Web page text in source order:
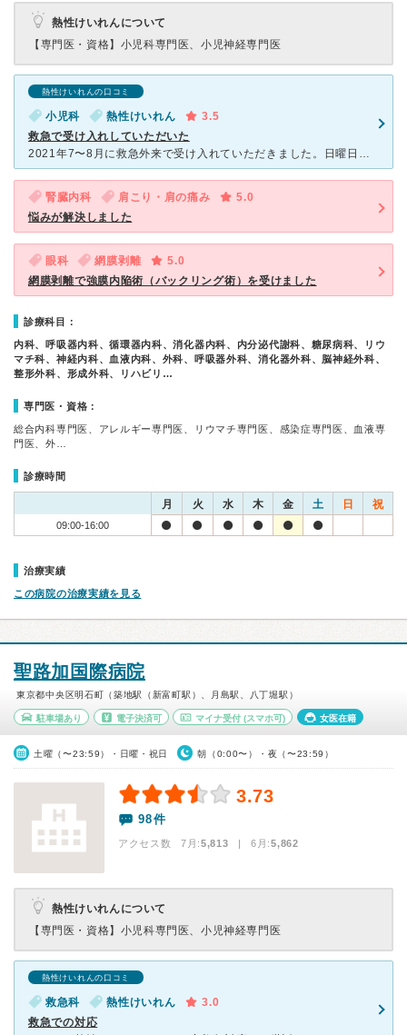
熱性けいれんについて
【専門医・資格】 小児科専門医、小児神経専門医
熱性けいれんの口コミ
小児科 熱性けいれん
3.5
救急で受け入れしていただいた
2021年7〜8月に救急外来で受け入れていただきました。日曜日の夜に子供が熱性けいれんを起こし、外来で見てもらえる病院を電話探していたところ、こちらが空いており、かつ救急車を呼んだ方が良いと助言いただ
腎臓内科 肩こり・肩の痛み
5.0
悩みが解決しました
眼科 網膜剥離
5.0
網膜剥離で強膜内陥術（バックリング術）を受けました
診療科目：
内科、呼吸器内科、循環器内科、消化器内科、内分泌代謝科、糖尿病科、リウ
マチ科、神経内科、血液内科、外科、呼吸器外科、消化器外科、脳神経外科、
整形外科、形成外科、リハビリ…
専門医・資格：
総合内科専門医、アレルギー専門医、リウマチ専門医、感染症専門医、血液専
門医、外…
診療時間
月 火 水 木 金 土 日 祝
09:00-16:00
治療実績
この病院の治療実績を見る
聖路加国際病院
東京都中央区明石町（築地駅（新富町駅）、月島駅、八丁堀駅）
駐車場あり 電子決済可 マイナ受付 (スマホ可) 女医在籍
土曜（〜23:59）・日曜・祝日 朝（0:00〜）・夜（〜23:59）
3.73
98件
アクセス数 7月:5,813 | 6月:5,862
熱性けいれんについて
【専門医・資格】 小児科専門医、小児神経専門医
熱性けいれんの口コミ
救急科 熱性けいれん
3.0
救急での対応